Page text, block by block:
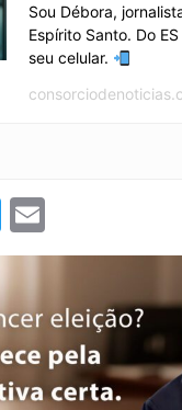
Sou Débora,
Espírito Santo. Do
seu celular.
T
w
itt
er
m
l